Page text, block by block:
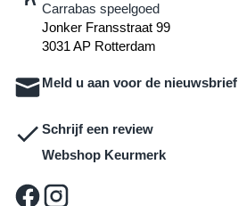
Carrabas speelgoed
Jonker Fransstraat 99
3031 AP Rotterdam
Meld u aan voor de nieuwsbrief
Schrijf een review
Webshop Keurmerk